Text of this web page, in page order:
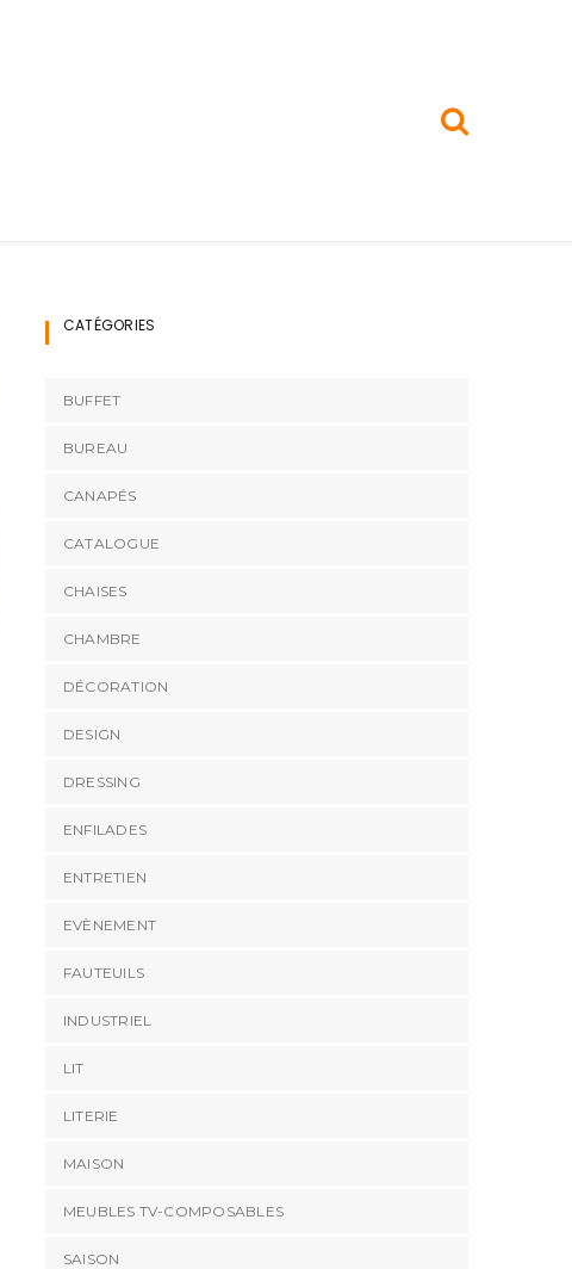
CATÉGORIES
BUFFET
BUREAU
CANAPÉS
CATALOGUE
CHAISES
CHAMBRE
DÉCORATION
DESIGN
DRESSING
ENFILADES
ENTRETIEN
EVÈNEMENT
FAUTEUILS
INDUSTRIEL
LIT
LITERIE
MAISON
MEUBLES TV-COMPOSABLES
SAISON